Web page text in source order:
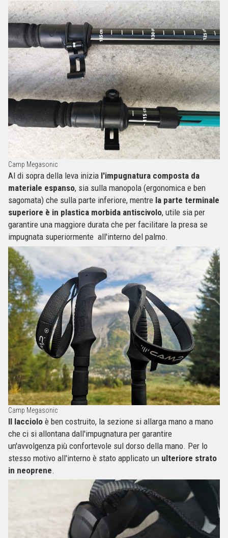
Camp Megasonic
Al di sopra della leva inizia l'impugnatura composta da
materiale espanso, sia sulla manopola (ergonomica e ben
sagomata) che sulla parte inferiore, mentre la parte terminale
superiore è in plastica morbida antiscivolo, utile sia per
garantire una maggiore durata che per facilitare la presa se
impugnata superiormente all'interno del palmo.
Camp Megasonic
Il lacciolo è ben costruito, la sezione si allarga mano a mano
che ci si allontana dall'impugnatura per garantire
un'avvolgenza più confortevole sul dorso della mano. Per lo
stesso motivo all'interno è stato applicato un ulteriore strato
in neoprene.